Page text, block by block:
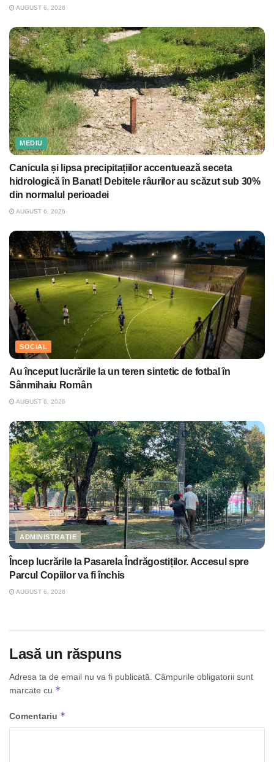
AUGUST 6, 2026
MEDIU
Canicula și lipsa precipitațiilor accentuează seceta
hidrologică în Banat! Debitele râurilor au scăzut sub 30%
din normalul perioadei
AUGUST 6, 2026
SOCIAL
Au început lucrările la un teren sintetic de fotbal în
Sânmihaiu Român
AUGUST 6, 2026
ADMINISTRAȚIE
Încep lucrările la Pasarela Îndrăgostiților. Accesul spre
Parcul Copiilor va fi închis
AUGUST 6, 2026
Lasă un răspuns
Adresa ta de email nu va fi publicată. Câmpurile obligatorii sunt
marcate cu *
Comentariu *